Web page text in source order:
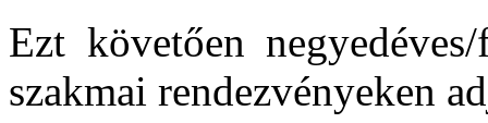
Ezt követően
szakmai rendezvényeken